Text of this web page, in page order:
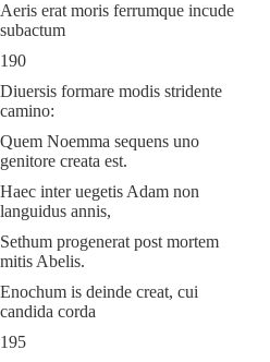
Aeris erat moris ferrumque incude
subactum
190
Diuersis formare modis stridente
camino:
Quem Noemma sequens uno
genitore creata est.
Haec inter uegetis Adam non
languidus annis,
Sethum progenerat post mortem
mitis Abelis.
Enochum is deinde creat, cui
candida corda
195